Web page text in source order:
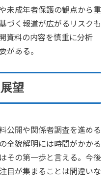
未成年者保護の観点から重
づく報道が広がるリスクも
資料の内容を慎重に分析
がある。
望
公開や関係者調査を進める
全貌解明には時間がかかる
その第一歩と言える。今後
目が集まることは間違いな